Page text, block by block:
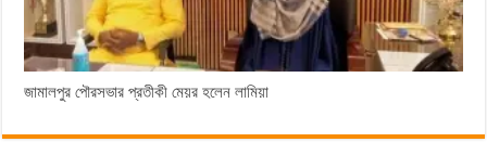
জামালপুর পৌরসভার প্রতীকী মেয়র হলেন লামিয়া